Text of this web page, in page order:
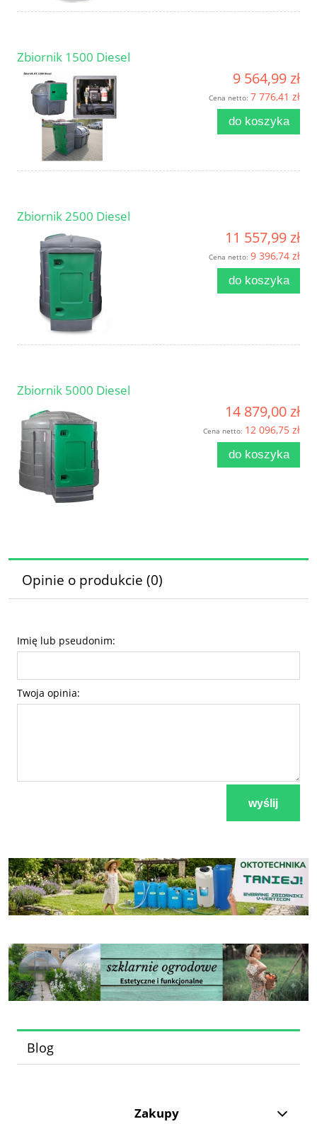
Zbiornik 1500 Diesel
9 564,99 zł
Cena netto: 7 776,41 zł
do koszyka
Zbiornik 2500 Diesel
11 557,99 zł
Cena netto: 9 396,74 zł
do koszyka
Zbiornik 5000 Diesel
14 879,00 zł
Cena netto: 12 096,75 zł
do koszyka
Opinie o produkcie (0)
Imię lub pseudonim:
Twoja opinia:
wyślij
Blog
Zakupy